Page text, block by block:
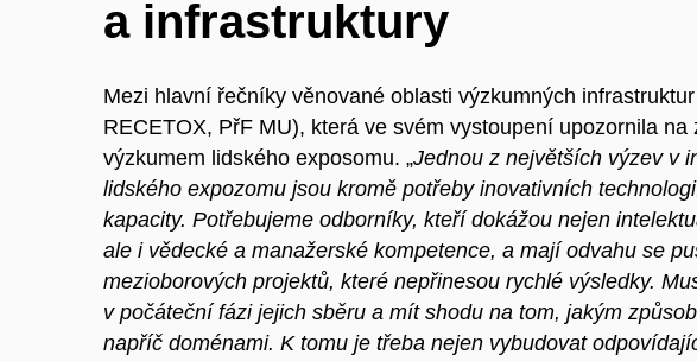
a infrastruktury
Mezi hlavní řečníky věnované oblasti výzkumných
RECETOX, PřF MU), která ve svém vystoupení upozornila
výzkumem lidského exposomu. „Jednou z největších výzev v
lidského expozomu jsou kromě potřeby inovativních
kapacity. Potřebujeme odborníky, kteří dokážou nejen
ale i vědecké a manažerské kompetence, a mají odvahu se
mezioborových projektů, které nepřinesou rychlé výsledky.
v počáteční fázi jejich sběru a mít shodu na tom, jakým
napříč doménami. K tomu je třeba nejen vybudovat